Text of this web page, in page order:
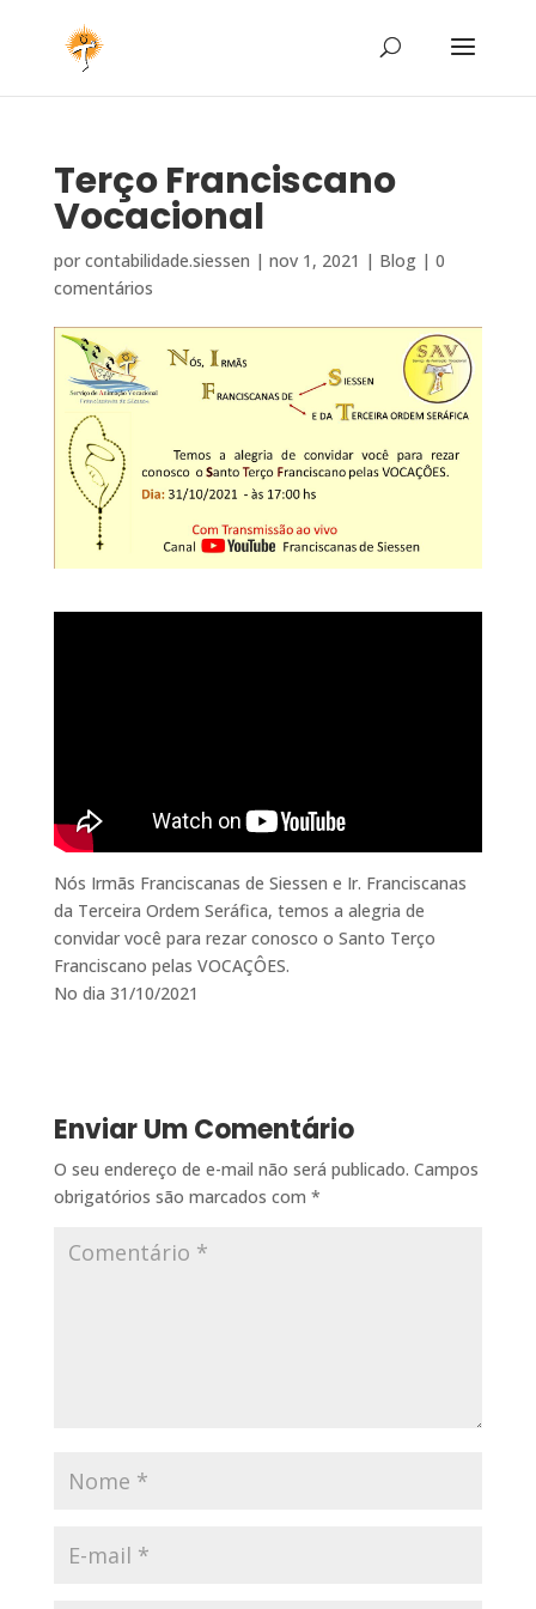
Terço Franciscano
Vocacional
por contabilidade.siessen | nov 1, 2021 | Blog| 0
comentários
Nós Irmãs Franciscanas de Siessen e Ir. Franciscanas
da Terceira Ordem Seráfica, temos a alegria de
convidar você para rezar conosco o Santo Terço
Franciscano pelas VOCAÇÔES.
No dia 31/10/2021
Enviar Um Comentário
O seu endereço de e-mail não será publicado. Campos
obrigatórios são marcados com *